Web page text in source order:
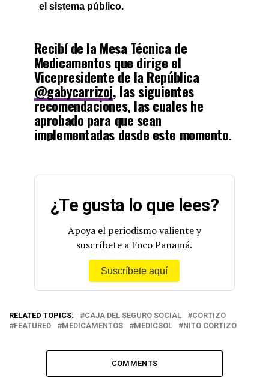
el sistema público.
Recibí de la Mesa Técnica de
Medicamentos que dirige el
Vicepresidente de la República
@gabycarrizoj, las siguientes
recomendaciones, las cuales he
aprobado para que sean
implementadas desde este momento.
¿Te gusta lo que lees?
Apoya el periodismo valiente y
suscríbete a Foco Panamá.
Suscríbete aquí
RELATED TOPICS: CAJA DEL SEGURO SOCIAL
CORTIZO
FEATURED
MEDICAMENTOS MEDICSOL NITO CORTIZO
COMMENTS